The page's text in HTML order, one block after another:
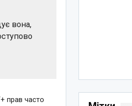
вона,
прав часто